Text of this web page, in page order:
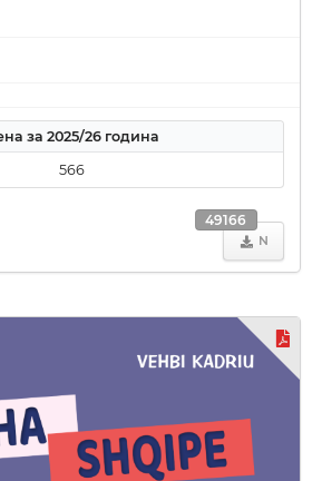
за 2025/26 година
566
N
49166